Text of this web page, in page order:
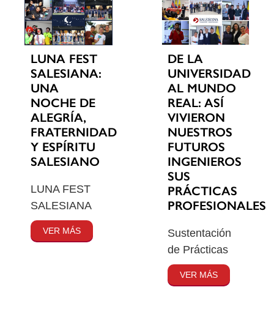
LUNA FEST
SALESIANA:
UNA
NOCHE DE
ALEGRÍA,
FRATERNIDAD
Y ESPÍRITU
SALESIANO
LUNA FEST
SALESIANA
VER MÁS
DE LA
UNIVERSIDAD
AL MUNDO
REAL: ASÍ
VIVIERON
NUESTROS
FUTUROS
INGENIEROS
SUS
PRÁCTICAS
PROFESIONALES
Sustentación
de Prácticas
VER MÁS